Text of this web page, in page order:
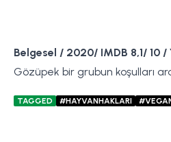
Belgesel / 2020/ IMDB 8,1/ 10 /
Gözüpek bir grubun koşulları
TAGGED #HAYVANHAKLARI